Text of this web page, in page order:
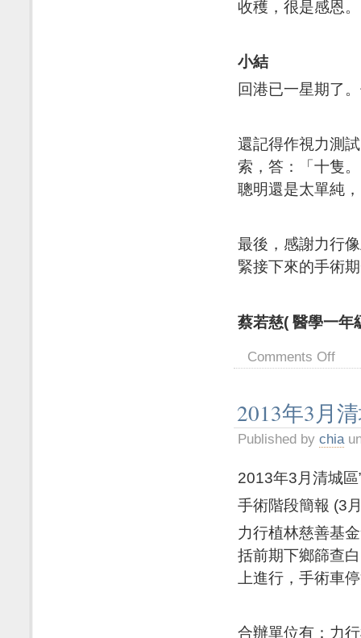
收穫，很是感恩。
小結
回港已一星期了
還記得作視力測
索，答：「十隻
聰明還是太單純
最後，感謝力行
緊接下來的手術
蔡若慈( 醫學一年
Comments Off
2013年3月
Published by chia
2013年3月清城區
手術階段簡報 (3
力行植林慈善基
括前期下鄉篩查
上進行，手術車
合辦單位有：力